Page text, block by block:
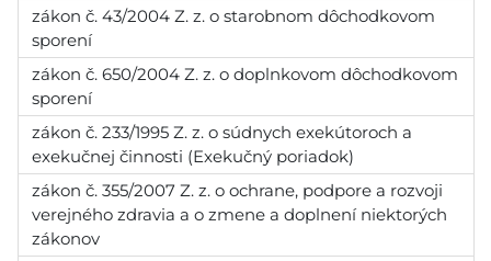
zákon č. 43/2004 Z. z. o starobnom dôchodkovom
sporení
zákon č. 650/2004 Z. z. o doplnkovom dôchodkovom
sporení
zákon č. 233/1995 Z. z. o súdnych exekútoroch a
exekučnej činnosti (Exekučný poriadok)
zákon č. 355/2007 Z. z. o ochrane, podpore a rozvoji
verejného zdravia a o zmene a doplnení niektorých
zákonov